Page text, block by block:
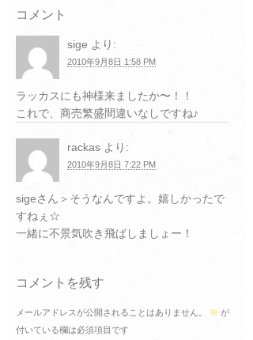
コメント
sige より:
2010年9月8日 1:58 PM
ラッカスにも神様来ましたか〜！！
これで、商売繁盛間違いなしですね♪
rackas より:
2010年9月8日 7:22 PM
sigeさん＞そうなんですよ。嬉しかったで
すねぇ☆
一緒に不景気吹き飛ばしましょー！
コメントを残す
メールアドレスが公開されることはありません。 ※ が
付いている欄は必須項目です